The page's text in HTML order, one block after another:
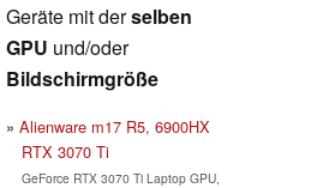
Geräte mit derselben
GPU und/oder
Bildschirmgröße
Alienware m17 R5, 6900HX
RTX 3070 Ti
GeForce RTX 3070 Ti Laptop GPU,